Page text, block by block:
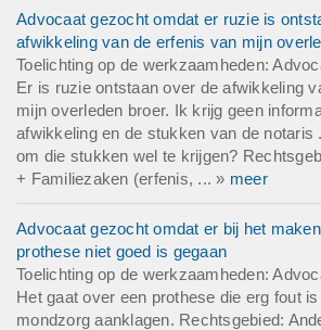
Advocaat gezocht omdat er ruzie is
afwikkeling van de erfenis van mijn
Toelichting op de werkzaamheden:
Er is ruzie ontstaan over de afwikkeling
mijn overleden broer. Ik krijg geen
afwikkeling en de stukken van de notaris
om die stukken wel te krijgen?
+ Familiezaken (erfenis, ... » meer
Advocaat gezocht omdat er bij het
prothese niet goed is gegaan
Toelichting op de werkzaamheden:
Het gaat over een prothese die erg fout
mondzorg aanklagen. Rechtsgebied: